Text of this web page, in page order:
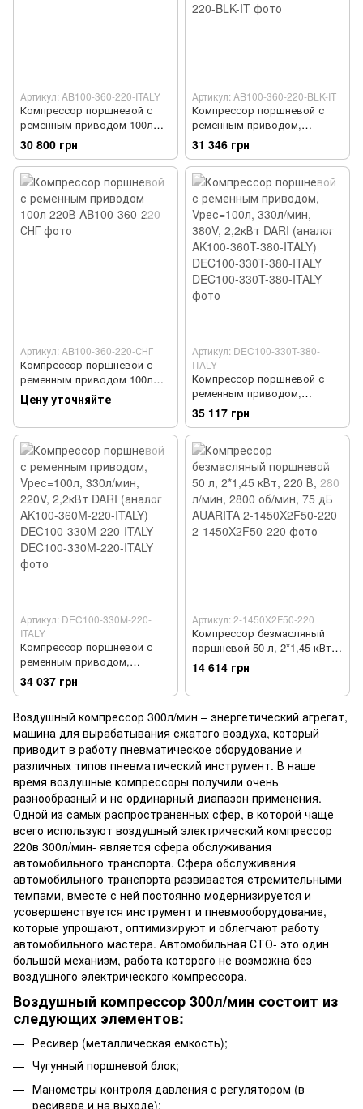
Артикул: AB100-360-220-ITALY
Компрессор поршневой с
ременным приводом 100л
220В
30 800 грн
Артикул: AB100-360-220-BLK-IT
Компрессор поршневой с
ременным приводом,
Vрес=100л, 330л/мин, 220V,
2,2кВт FIAC AB100-360-220-
BLK-IT
31 346 грн
Артикул: AB100-360-220-СНГ
Компрессор поршневой с
ременным приводом 100л
220В
Цену уточняйте
Артикул: DEC100-330T-380-
ITALY
Компрессор поршневой с
ременным приводом,
Vрес=100л, 330л/мин, 380V,
2,2кВт DARI (аналог AK100-
360T-380-ITALY) DEC100-330T-
380-ITALY
35 117 грн
Артикул: DEC100-330M-220-
ITALY
Компрессор поршневой с
ременным приводом,
Vрес=100л, 330л/мин, 220V,
2,2кВт DARI (аналог AK100-
330M-220-ITALY
34 037 грн
Артикул: 2-1450X2F50-220
Компрессор безмасляный
поршневой 50 л, 2*1,45 кВт,
220 В, 280 л/мин, 2800 об/
мин, 75 дБ AUARITA 2-
14 614 грн
Воздушный компрессор 300л/мин – энергетический агрегат,
машина для вырабатывания сжатого воздуха, который
приводит в работу пневматическое оборудование и
различных типов пневматический инструмент. В наше
время воздушные компрессоры получили очень
разнообразный и не ординарный диапазон применения.
Одной из самых распространенных сфер, в которой чаще
всего используют воздушный электрический компрессор
220в 300л/мин- является сфера обслуживания
автомобильного транспорта. Сфера обслуживания
автомобильного транспорта развивается стремительными
темпами, вместе с ней постоянно модернизируется и
усовершенствуется инструмент и пневмооборудование,
которые упрощают, оптимизируют и облегчают работу
автомобильного мастера. Автомобильная СТО- это один
большой механизм, работа которого не возможна без
воздушного электрического компрессора.
Воздушный компрессор 300л/мин состоит из
следующих элементов:
Ресивер (металлическая емкость);
Чугунный поршневой блок;
Манометры контроля давления с регулятором (в
ресивере и на выходе);